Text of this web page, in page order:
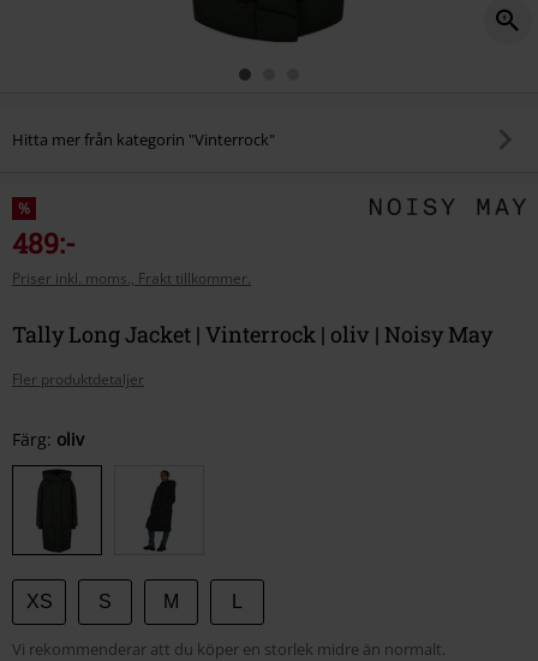
Hitta mer från kategorin "Vinterrock"
%
489:-
Priser inkl. moms., Frakt tillkommer.
Tally Long Jacket | Vinterrock | oliv | Noisy May
Fler produktdetaljer
Välj
din
storlek
Färg: oliv
XS S M
Vi rekommenderar att du köper en storlek midre än normalt.